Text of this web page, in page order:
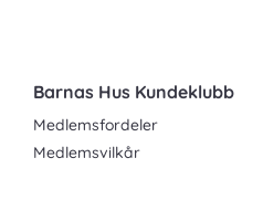
Barnas Hus Kundeklubb
Medlemsfordeler
Medlemsvilkår